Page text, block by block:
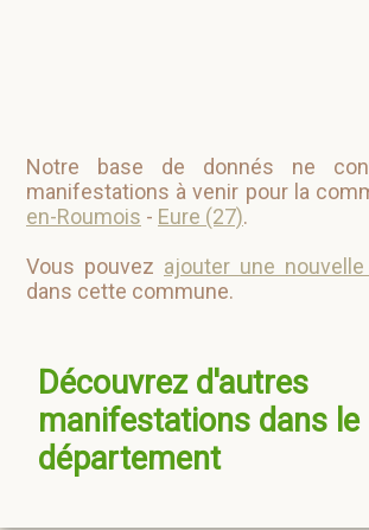
Notre base de donnés ne
manifestations à venir pour la
en-Roumois - Eure (27).
Vous pouvez ajouter une
dans cette commune.
Découvrez d'autres
manifestations dans le
département